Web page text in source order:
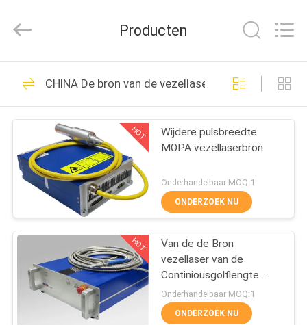
HUIS
PRODUCTEN
VR-
SHOW
OVER
FABRIEKSRONDLEIDING
Technology
Rights
De
Lasersnijmachine
van de metaalvezel
131
industriële
Lasersnijmachine
11
Producten
CHINA De bron van de vezellaser
HOT
Wijdere pulsbreedte
MOPA vezellaserbron
Onderhandelbaar MOQ:1
ONDERZOEK NU
HOT
Van de de Bron
vezellaser van de
Continiousgolflengte
Hoog rendement voor
Knipsel/Lassen
Onderhandelbaar MOQ:1
ONDERZOEK NU